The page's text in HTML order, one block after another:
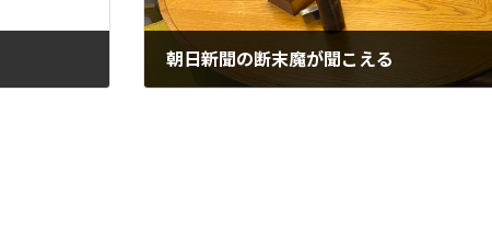
朝日新聞の断末魔が聞こえる